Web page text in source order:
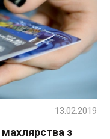
махлярства з
13.02.2019